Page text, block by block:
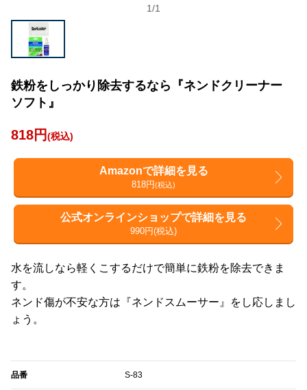
1/1
鉄粉をしっかり除去するなら『ネンドクリーナー
ソフト』
818円(税込)
Amazonで詳細を見る
818円(税込)
公式オンラインショップで詳細を見る
990円(税込)
水を流しなら軽くこするだけで簡単に鉄粉を除去できま
す。
ネンド傷が不安な方は『ネンドスムーサー』をし応しまし
ょう。
品番 S-83